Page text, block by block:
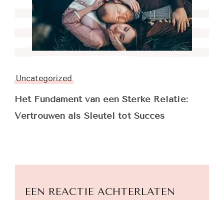
Uncategorized
Het Fundament van een Sterke Relatie:
Vertrouwen als Sleutel tot Succes
EEN REACTIE ACHTERLATEN